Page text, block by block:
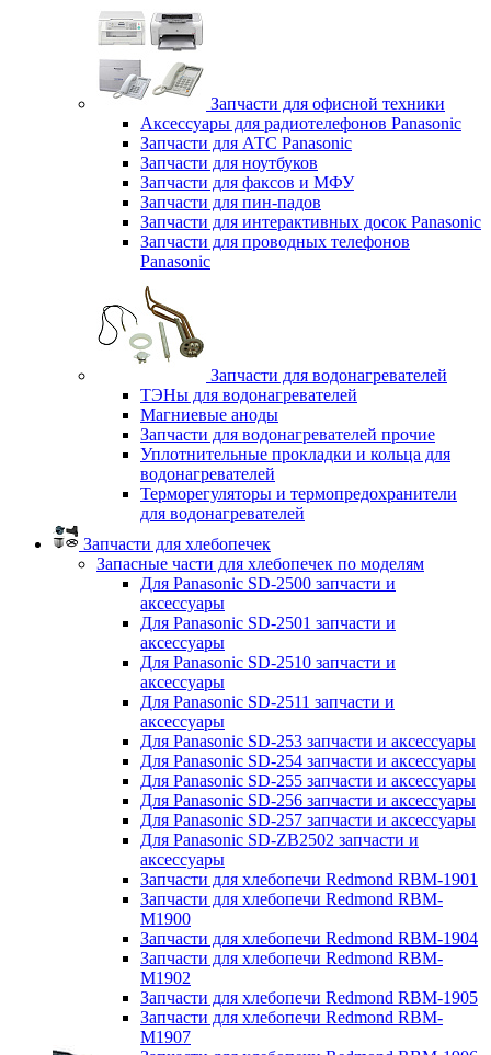
Запчасти для офисной техники
Аксессуары для радиотелефонов Panasonic
Запчасти для АТС Panasonic
Запчасти для ноутбуков
Запчасти для факсов и МФУ
Запчасти для пин-падов
Запчасти для интерактивных досок Panasonic
Запчасти для проводных телефонов
Panasonic
Запчасти для водонагревателей
ТЭНы для водонагревателей
Магниевые аноды
Запчасти для водонагревателей прочие
Уплотнительные прокладки и кольца для
водонагревателей
Терморегуляторы и термопредохранители
для водонагревателей
Запчасти для хлебопечек
Запасные части для хлебопечек по моделям
Для Panasonic SD-2500 запчасти и
аксессуары
Для Panasonic SD-2501 запчасти и
аксессуары
Для Panasonic SD-2510 запчасти и
аксессуары
Для Panasonic SD-2511 запчасти и
аксессуары
Для Panasonic SD-253 запчасти и аксессуары
Для Panasonic SD-254 запчасти и аксессуары
Для Panasonic SD-255 запчасти и аксессуары
Для Panasonic SD-256 запчасти и аксессуары
Для Panasonic SD-257 запчасти и аксессуары
Для Panasonic SD-ZB2502 запчасти и
аксессуары
Запчасти для хлебопечи Redmond RBM-1901
Запчасти для хлебопечи Redmond RBM-
M1900
Запчасти для хлебопечи Redmond RBM-1904
Запчасти для хлебопечи Redmond RBM-
M1902
Запчасти для хлебопечи Redmond RBM-1905
Запчасти для хлебопечи Redmond RBM-
M1907